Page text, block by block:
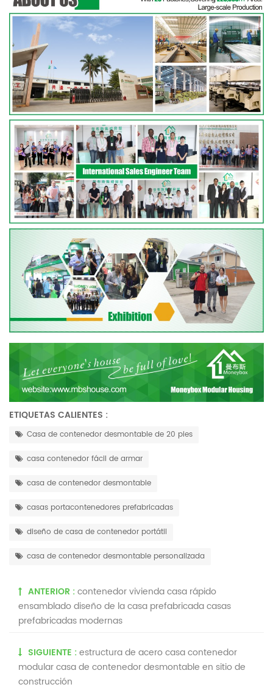
ETIQUETAS CALIENTES :
Casa de contenedor desmontable de 20 pies
casa contenedor fácil de armar
casa de contenedor desmontable
casas portacontenedores prefabricadas
diseño de casa de contenedor portátil
casa de contenedor desmontable personalizada
ANTERIOR :contenedor vivienda casa rápido
ensamblado diseño de la casa prefabricada casas
prefabricadas modernas
SIGUIENTE :estructura de acero casa contenedor
modular casa de contenedor desmontable en sitio de
construcción